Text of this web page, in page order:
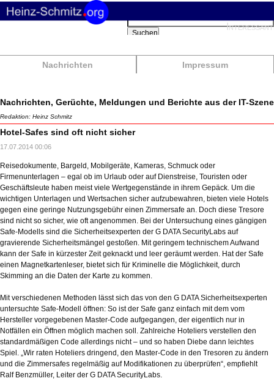
Nachrichten Impressum
Suchbegriffe
Suchen
Nachrichten, Gerüchte, Meldungen und Berichte aus der IT-Szene
Redaktion: Heinz Schmitz
Hotel-Safes sind oft nicht sicher
17.07.2014 00:06
Reisedokumente, Bargeld, Mobilgeräte, Kameras, Schmuck oder
Firmenunterlagen – egal ob im Urlaub oder auf Dienstreise, Touristen oder
Geschäftsleute haben meist viele Wertgegenstände in ihrem Gepäck. Um die
wichtigen Unterlagen und Wertsachen sicher aufzubewahren, bieten viele Hotels
gegen eine geringe Nutzungsgebühr einen Zimmersafe an. Doch diese Tresore
sind nicht so sicher, wie oft angenommen. Bei der Untersuchung eines gängigen
Safe-Modells sind die Sicherheitsexperten der G DATA SecurityLabs auf
gravierende Sicherheitsmängel gestoßen. Mit geringem technischem Aufwand
kann der Safe in kürzester Zeit geknackt und leer geräumt werden. Hat der Safe
einen Magnetkartenleser, bietet sich für Kriminelle die Möglichkeit, durch
Skimming an die Daten der Karte zu kommen.
Mit verschiedenen Methoden lässt sich das von den G DATA Sicherheitsexperten
untersuchte Safe-Modell öffnen: So ist der Safe ganz einfach mit dem vom
Hersteller vorgegebenen Master-Code aufgegangen, der eigentlich nur in
Notfällen ein Öffnen möglich machen soll. Zahlreiche Hoteliers verstellen den
standardmäßigen Code allerdings nicht – und so haben Diebe dann leichtes
Spiel. „Wir raten Hoteliers dringend, den Master-Code in den Tresoren zu ändern
und die Zimmersafes regelmäßig auf Modifikationen zu überprüfen“, empfiehlt
Ralf Benzmüller, Leiter der G DATA SecurityLabs.